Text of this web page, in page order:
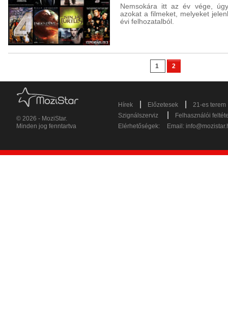
Nemsokára itt az év vége,
azokat a filmeket, melyeket
évi felhozatalból.
1 2
© 2026 - MoziStar.
Minden jog fenntartva
Hírek Előzetesek
21-es terem
Szignálszerviz
Felhasználói
Elérhetőségek:
Email: